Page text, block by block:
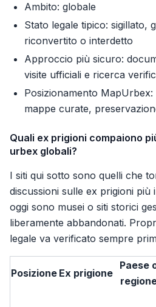
Ambito: globale
Stato legale tipico: sigillato,
riconvertito o interdetto
Approccio più sicuro:
visite ufficiali e ricerca
Posizionamento
mappe curate,
Quali ex prigioni compaiono
urbex globali?
I siti qui sotto sono quelli che
discussioni sulle ex prigioni più
oggi sono musei o siti storici
liberamente abbandonati.
legale va verificato sempre
Posizione Ex prigione
Paese